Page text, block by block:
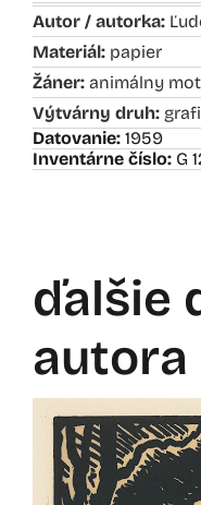
Autor / autorka:
Materiál: papier
Žáner: animálny
Výtvárny druh:
Datovanie: 1959
Inventárne číslo: G
ďalšie
autora